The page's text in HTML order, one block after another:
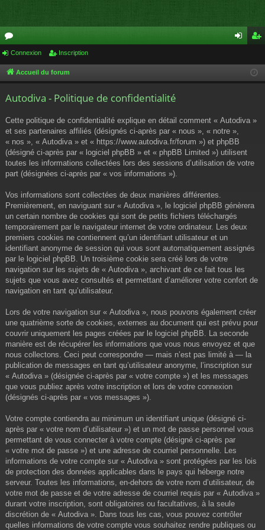
or
u cri
Connexion Inscription
Accueil du forum
Autodiva - Politique de confidentialité
Cette politique de confidentialité explique en détail comment « Autodiva »
et ses partenaires affiliés (désignés ci-après par « nous », « notre »,
« nos », « Autodiva » et « https://www.autodiva.fr/forum ») et phpBB
(désigné ci-après par « logiciel phpBB » et « phpBB Limited ») utilisent
toutes les informations collectées lors des sessions d’utilisation de votre
part (désignées ci-après par « vos informations »).
Vos informations sont collectées de deux manières différentes.
Premièrement, en naviguant sur « Autodiva », le logiciel phpBB génèrera
un certain nombre de cookies qui sont de petits fichiers téléchargés
temporairement par le navigateur internet de votre ordinateur. Les deux
premiers cookies ne contiennent qu’un identifiant utilisateur et un
identifiant anonyme de session qui vous sont automatiquement assignés
par le logiciel phpBB. Un troisième cookie sera créé lors de votre
navigation sur les sujets de « Autodiva », archivant de ce fait tous les
sujets que vous avez consultés et permettant d’améliorer votre confort de
navigation en tant qu’utilisateur.
Lors de votre navigation sur « Autodiva », nous pouvons également créer
une quatrième sorte de cookies, externes au document qui est prévu pour
couvrir uniquement les pages créées par le logiciel phpBB. La seconde
manière est de récupérer les informations que vous nous envoyez et que
nous collectons. Ceci peut correspondre — mais n’est pas limité à — la
publication de messages en tant qu’utilisateur anonyme, l’inscription sur
« Autodiva » (désignée ci-après par « votre compte ») et les messages
que vous publiez après votre inscription et lors de votre connexion
(désignés ci-après par « vos messages »).
Votre compte contiendra au minimum un identifiant unique (désigné ci-
après par « votre nom d’utilisateur ») et un mot de passe personnel vous
permettant de vous connecter à votre compte (désigné ci-après par
« votre mot de passe ») et une adresse de courriel personnelle. Les
informations de votre compte sur « Autodiva » sont protégées par les lois
de protection des données applicables dans le pays qui héberge notre
serveur. Toutes les informations, en-dehors de votre nom d’utilisateur, de
votre mot de passe et de votre adresse de courriel requis par « Autodiva »
durant votre inscription, sont obligatoires ou facultatives, à la seule
discrétion de « Autodiva ». Dans tous les cas, vous pouvez contrôler
quelles informations de votre compte vous souhaitez rendre publiques ou